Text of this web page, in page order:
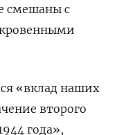
смешаны с
«вклад наших
второго
года»,